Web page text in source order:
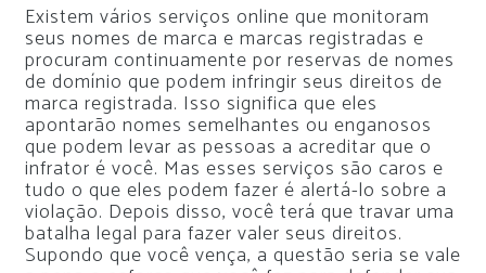
Existem vários serviços online que monitoram
seus nomes de marca e marcas registradas e
procuram continuamente por reservas de nomes
de domínio que podem infringir seus direitos de
marca registrada. Isso significa que eles
apontarão nomes semelhantes ou enganosos
que podem levar as pessoas a acreditar que o
infrator é você. Mas esses serviços são caros e
tudo o que eles podem fazer é alertá-lo sobre a
violação. Depois disso, você terá que travar uma
batalha legal para fazer valer seus direitos.
Supondo que você vença, a questão seria se vale